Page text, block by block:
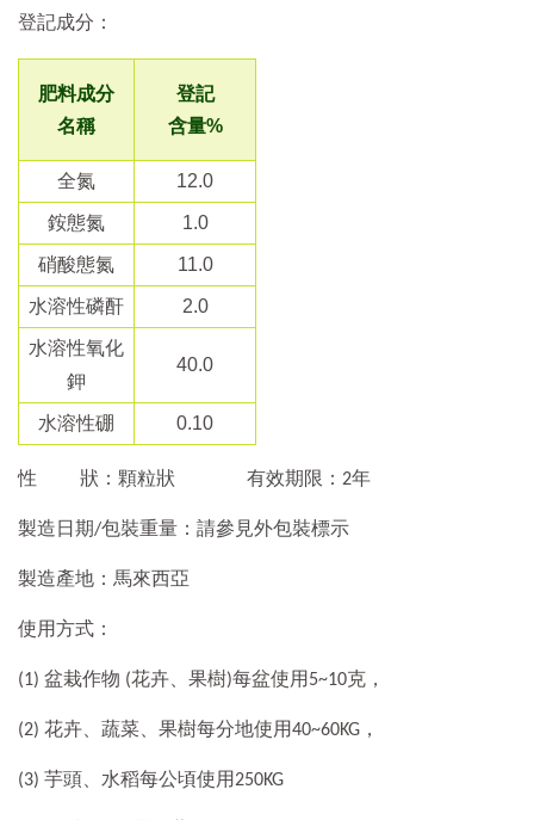
登記成分：
肥料成分
名稱
登記
含量%
全氮 12.0
銨態氮 1.0
硝酸態氮 11.0
水溶性磷酐 2.0
水溶性氧化
鉀
40.0
水溶性硼 0.10
性 狀：顆粒狀 有效期限：2年
製造日期/包裝重量：請參見外包裝標示
製造產地：馬來西亞
使用方式：
(1) 盆栽作物 (花卉、果樹)每盆使用5~10克，
(2) 花卉、蔬菜、果樹每分地使用40~60KG，
(3) 芋頭、水稻每公頃使用250KG